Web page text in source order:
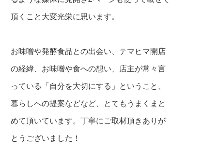
頂くこと大変光栄に思います。
お味噌や発酵食品との出会い、テマヒマ開店
の経緯、お味噌や食への想い、店主が常々言
っている「自分を大切にする」ということ、
暮らしへの提案などなど、とてもうまくまと
めて頂いています。丁寧にご取材頂きありが
とうございました！